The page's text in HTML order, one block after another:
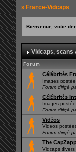
» France-Vidcaps
Bienvenue, votre
Vidcaps, scans
Forum
Célébrités
Images
Forum dirigé
Célébrités
Images
Forum dirigé
Vidéos
Vidéos
Forum dirigé
The
Vidcaps